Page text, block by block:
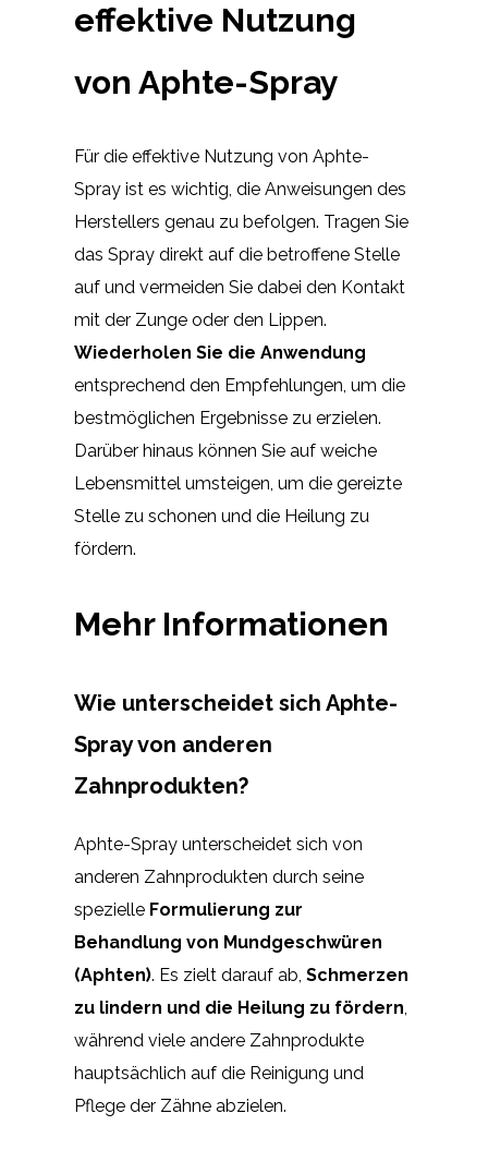
effektive Nutzung
von Aphte-Spray
Für die effektive Nutzung von Aphte-
Spray ist es wichtig, die Anweisungen des
Herstellers genau zu befolgen. Tragen Sie
das Spray direkt auf die betroffene Stelle
auf und vermeiden Sie dabei den Kontakt
mit der Zunge oder den Lippen.
Wiederholen Sie die Anwendung
entsprechend den Empfehlungen, um die
bestmöglichen Ergebnisse zu erzielen.
Darüber hinaus können Sie auf weiche
Lebensmittel umsteigen, um die gereizte
Stelle zu schonen und die Heilung zu
fördern.
Mehr Informationen
Wie unterscheidet sich Aphte-
Spray von anderen
Zahnprodukten?
Aphte-Spray unterscheidet sich von
anderen Zahnprodukten durch seine
spezielle Formulierung zur
Behandlung von Mundgeschwüren
(Aphten). Es zielt darauf ab, Schmerzen
zu lindern und die Heilung zu fördern,
während viele andere Zahnprodukte
hauptsächlich auf die Reinigung und
Pflege der Zähne abzielen.